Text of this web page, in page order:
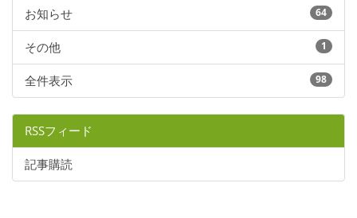
お知らせ 64
その他 1
全件表示 98
RSSフィード
記事購読